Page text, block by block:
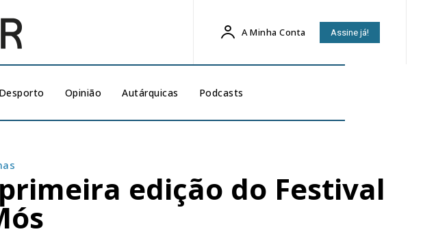
A Minha Conta Assine já!
Desporto Opinião Autárquicas Podcasts
edição do Festival